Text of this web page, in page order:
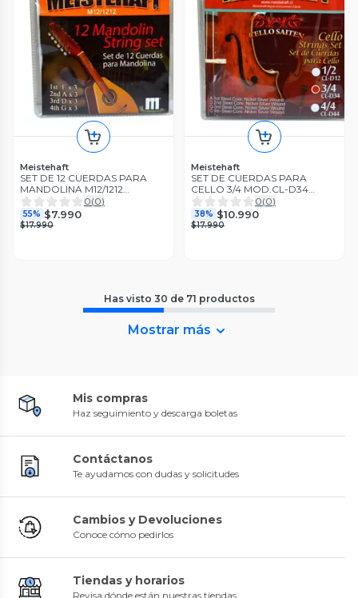
Meistehaft
SET DE 12 CUERDAS PARA
MANDOLINA M12/1212
MEISTHAFT
0(0)
55% $7.990
$17.990
Meistehaft
SET DE CUERDAS PARA
CELLO 3/4 MOD.CL-D34
MEISTEHAFT 0(0)
38% $10.990
$17.990
Has visto 30 de 71 productos
Mostrar más
Mis compras
Haz seguimiento y descarga boletas
Contáctanos
Te ayudamos con dudas y solicitudes
Cambios y Devoluciones
Conoce cómo pedirlos
Tiendas y horarios
Revisa dónde están nuestras tiendas